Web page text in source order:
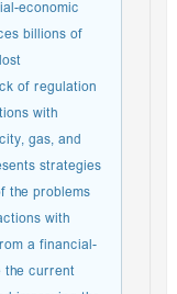
economic
billions of
of regulation
with
gas, and
strategies
the problems
with
a financial-
the current